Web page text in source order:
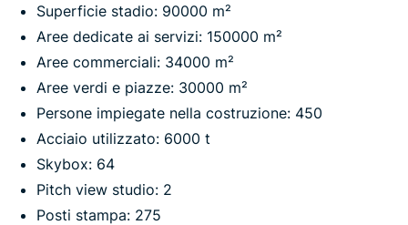
Superficie stadio: 90000 m²
Aree dedicate ai servizi: 150000 m²
Aree commerciali: 34000 m²
Aree verdi e piazze: 30000 m²
Persone impiegate nella costruzione: 450
Acciaio utilizzato: 6000 t
Skybox: 64
Pitch view studio: 2
Posti stampa: 275